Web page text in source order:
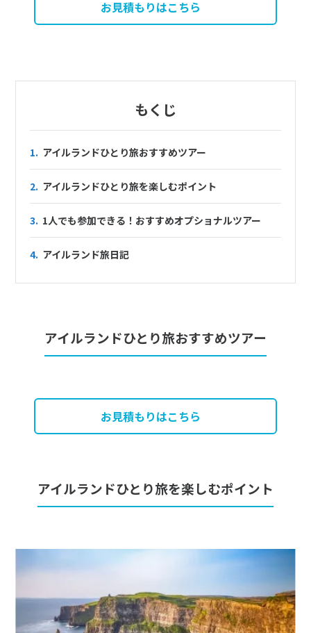
お見積もりはこちら
もくじ
1. アイルランドひとり旅おすすめツアー
2. アイルランドひとり旅を楽しむポイント
3. 1人でも参加できる！おすすめオプショナルツアー
4. アイルランド旅日記
アイルランドひとり旅おすすめツアー
お見積もりはこちら
アイルランドひとり旅を楽しむポイント